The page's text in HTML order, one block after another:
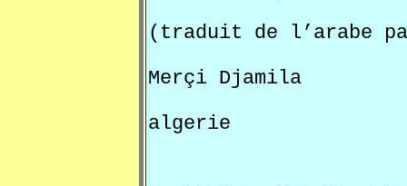
(traduit de l’arabe
Merçi Djamila
algerie